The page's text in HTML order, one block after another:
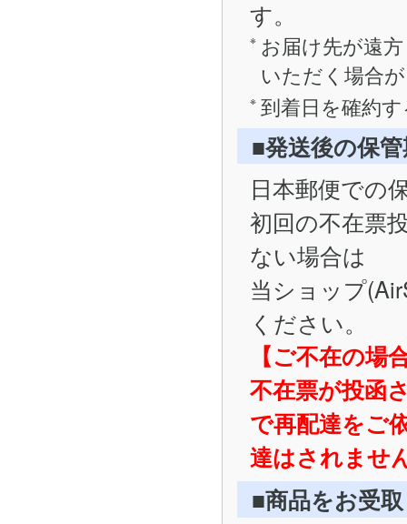
す。
お届け先が遠
いただく場合
到着日を確約
■発送後の保
日本郵便での
初回の不在票
ない場合は
当ショップ
ください。
【ご不在の場
不在票が投函
で再配達をご
達はされませ
■商品をお受